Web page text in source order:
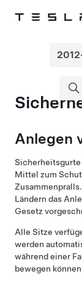
Anlegen
Sicherheitsgurte
Mittel zum
Ländern das
Gesetz
Alle Sitze
werden
während einer
bewegen